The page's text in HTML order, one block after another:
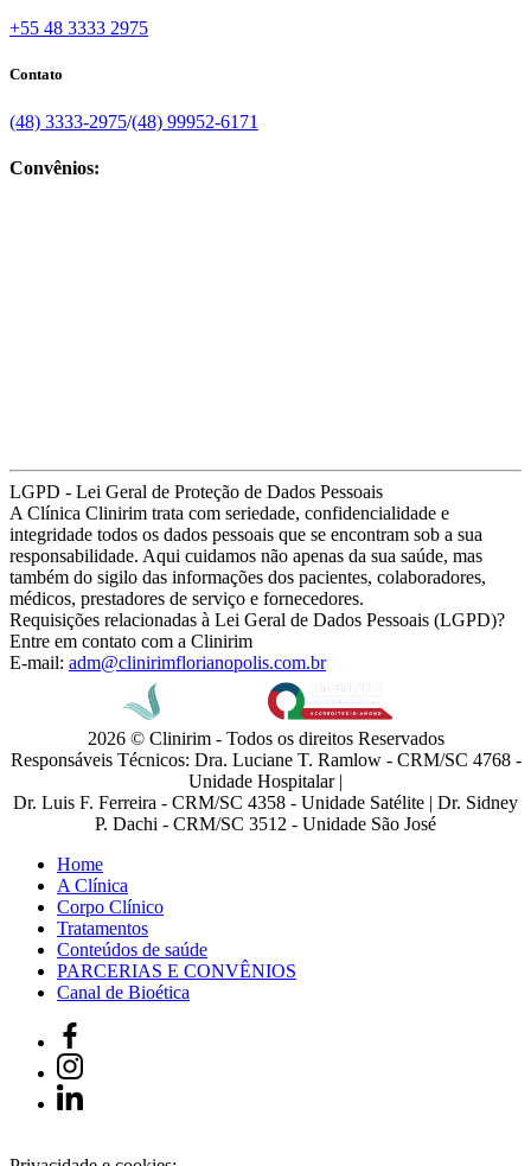
+55 48 3333 2975
Contato
(48) 3333-2975/(48) 99952-6171
Convênios:
LGPD - Lei Geral de Proteção de Dados Pessoais
A Clínica Clinirim trata com seriedade, confidencialidade e
integridade todos os dados pessoais que se encontram sob a sua
responsabilidade. Aqui cuidamos não apenas da sua saúde, mas
também do sigilo das informações dos pacientes, colaboradores,
médicos, prestadores de serviço e fornecedores.
Requisições relacionadas à Lei Geral de Dados Pessoais (LGPD)?
Entre em contato com a Clinirim
E-mail: adm@clinirimflorianopolis.com.br
2026 © Clinirim - Todos os direitos Reservados
Responsáveis Técnicos: Dra. Luciane T. Ramlow - CRM/SC 4768 -
Unidade Hospitalar |
Dr. Luis F. Ferreira - CRM/SC 4358 - Unidade Satélite | Dr. Sidney
P. Dachi - CRM/SC 3512 - Unidade São José
Home
A Clínica
Corpo Clínico
Tratamentos
Conteúdos de saúde
PARCERIAS E CONVÊNIOS
Canal de Bioética